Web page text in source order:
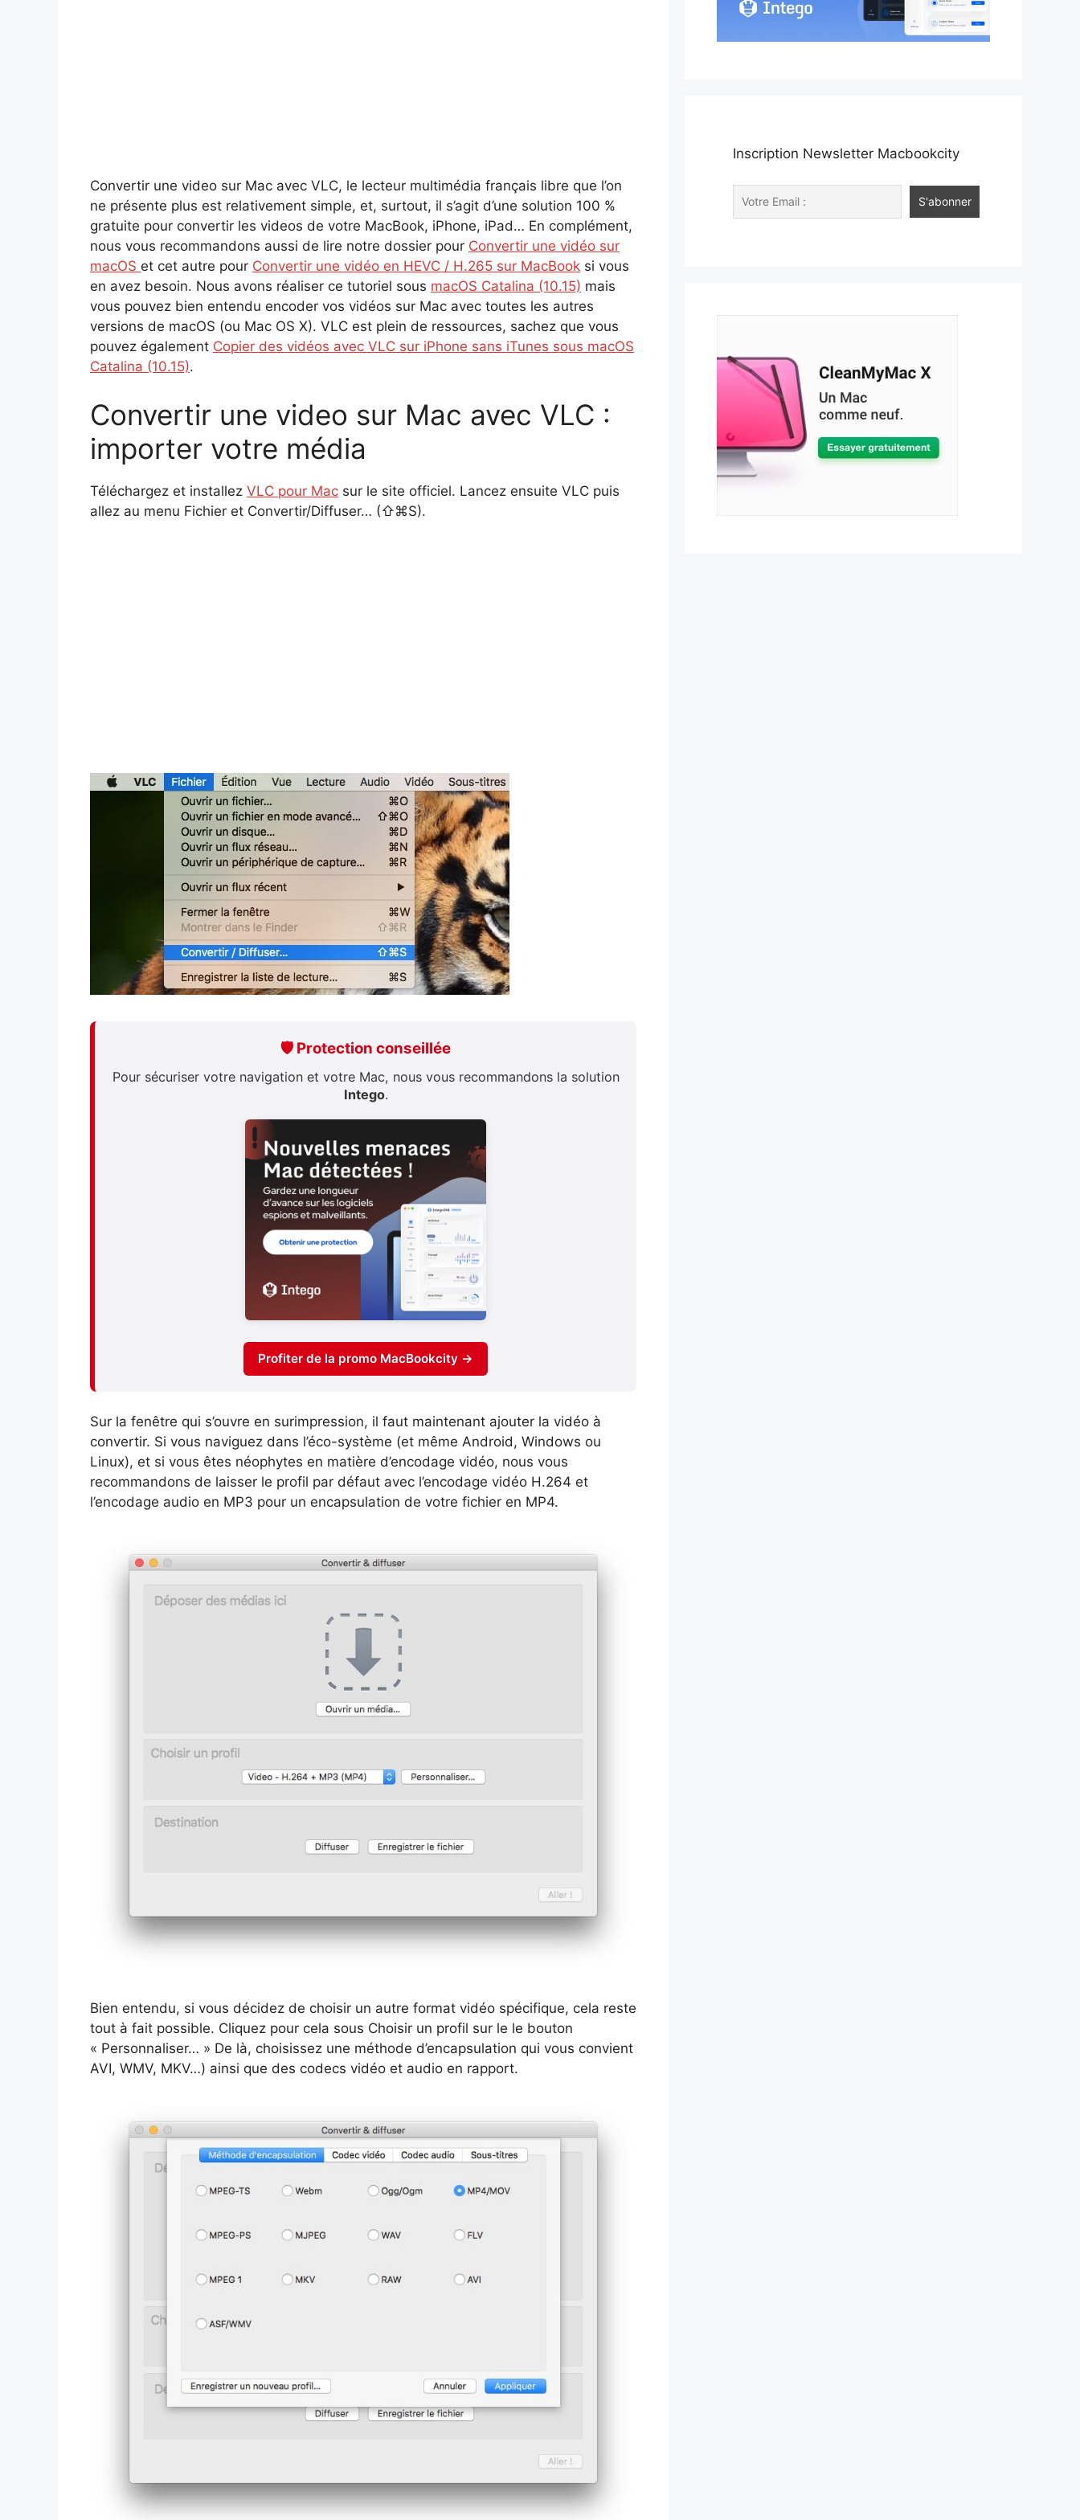
Convertir une video sur Mac avec VLC, le lecteur multimédia français libre que l’on
ne présente plus est relativement simple, et, surtout, il s’agit d’une solution 100 %
gratuite pour convertir les videos de votre MacBook, iPhone, iPad… En complément,
nous vous recommandons aussi de lire notre dossier pour Convertir une vidéo sur
macOS et cet autre pour Convertir une vidéo en HEVC / H.265 sur MacBook si vous
en avez besoin. Nous avons réaliser ce tutoriel sous macOS Catalina (10.15) mais
vous pouvez bien entendu encoder vos vidéos sur Mac avec toutes les autres
versions de macOS (ou Mac OS X). VLC est plein de ressources, sachez que vous
pouvez également Copier des vidéos avec VLC sur iPhone sans iTunes sous macOS
Catalina (10.15).
Convertir une video sur Mac avec VLC :
importer votre média
Téléchargez et installez VLC pour Mac sur le site officiel. Lancez ensuite VLC puis
allez au menu Fichier et Convertir/Diffuser… (⇧⌘S).
🛡️ Protection conseillée
Pour sécuriser votre navigation et votre Mac, nous vous recommandons la solution
Intego.
Profiter de la promo MacBookcity →
Sur la fenêtre qui s’ouvre en surimpression, il faut maintenant ajouter la vidéo à
convertir. Si vous naviguez dans l’éco-système (et même Android, Windows ou
Linux), et si vous êtes néophytes en matière d’encodage vidéo, nous vous
recommandons de laisser le profil par défaut avec l’encodage vidéo H.264 et
l’encodage audio en MP3 pour un encapsulation de votre fichier en MP4.
Bien entendu, si vous décidez de choisir un autre format vidéo spécifique, cela reste
tout à fait possible. Cliquez pour cela sous Choisir un profil sur le le bouton
« Personnaliser… » De là, choisissez une méthode d’encapsulation qui vous convient
AVI, WMV, MKV…) ainsi que des codecs vidéo et audio en rapport.
Inscription Newsletter Macbookcity